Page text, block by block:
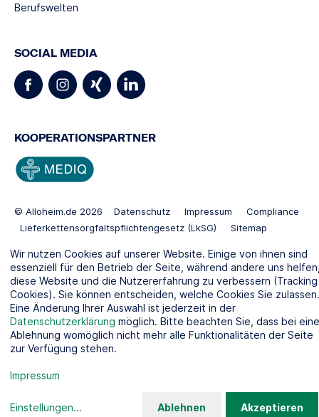
Berufswelten
SOCIAL MEDIA
KOOPERATIONSPARTNER
© Alloheim.de 2026 Datenschutz Impressum
Compliance
Lieferkettensorgfaltspflichtengesetz (LkSG)
Sitemap
Pflegeheim Kiel
Wir nutzen Cookies auf unserer Website. Einige von ihnen sind
essenziell für den Betrieb der Seite, während andere uns
diese Website und die Nutzererfahrung zu verbessern (Tracking
Cookies). Sie können entscheiden, welche Cookies Sie zulassen.
Eine Änderung Ihrer Auswahl ist jederzeit in der
Datenschutzerklärung möglich. Bitte beachten Sie, dass bei
Ablehnung womöglich nicht mehr alle Funktionalitäten der Seite
zur Verfügung stehen.
Impressum
Einstellungen... Ablehnen Akzeptieren